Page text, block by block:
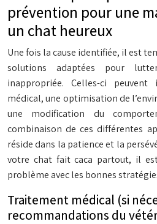
prévention pour une
un chat heureux
Une fois la cause identifiée, il est
solutions adaptées pour
inappropriée. Celles-ci
médical, une optimisation de
une modification du
combinaison de ces différentes
réside dans la patience et la
votre chat fait caca partout, il
problème avec les bonnes
Traitement médical (si
recommandations du